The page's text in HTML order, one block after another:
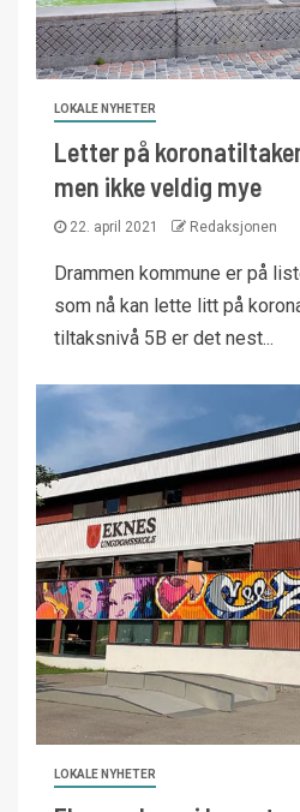
LOKALE NYHETER
Letter på
men ikke veldig mye
22. april 2021 Redaksjonen
Drammen kommune er på
som nå kan lette litt på
tiltaksnivå 5B er det nest...
LOKALE NYHETER